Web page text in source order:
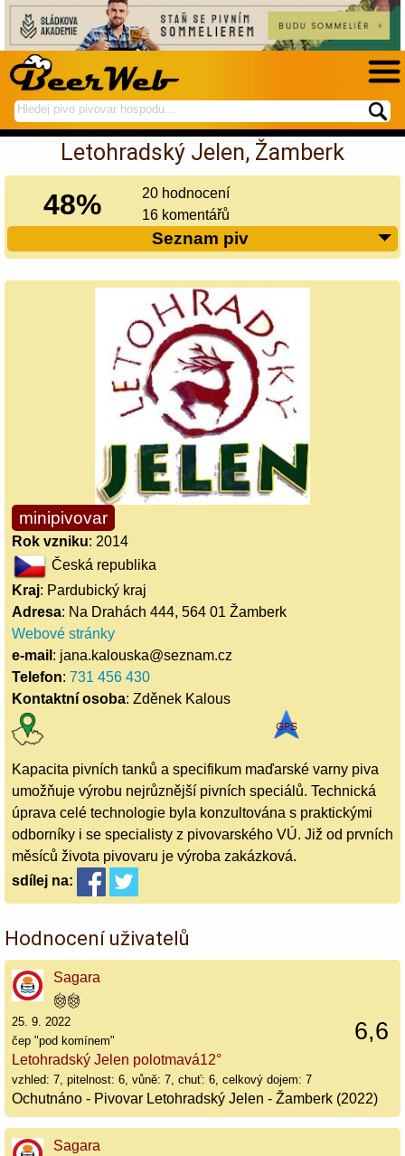
hledej
na
BeerWeb
spustí
hledání
Letohradský Jelen, Žamberk
48%
20 hodnocení
16 komentářů
Seznam piv
minipivovar
Rok vzniku: 2014
Česká republika
Kraj: Pardubický kraj
Adresa: Na Drahách 444, 564 01 Žamberk
Webové stránky
e-mail : jana.kalouska@seznam.cz
Telefon: 731 456 430
Kontaktní osoba: Zděnek Kalous
Kapacita pivních tanků a specifikum maďarské varny piva
umožňuje výrobu nejrůznější pivních speciálů. Technická
úprava celé technologie byla konzultována s praktickými
odborníky i se specialisty z pivovarského VÚ. Již od prvních
měsíců života pivovaru je výroba zakázková.
sdílej na:
Hodnocení uživatelů
Sagara
6,6
25. 9. 2022
čep "pod komínem"
Letohradský Jelen polotmavá12°
vzhled: 7, pitelnost: 6, vůně: 7, chuť: 6, celkový dojem: 7
Ochutnáno - Pivovar Letohradský Jelen - Žamberk (2022)
Sagara